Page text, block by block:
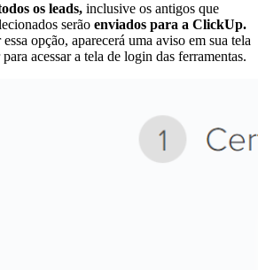
os leads, inclusive os antigos que
serão enviados para a ClickUp.
opção, aparecerá uma aviso em sua tela
acessar a tela de login das ferramentas.